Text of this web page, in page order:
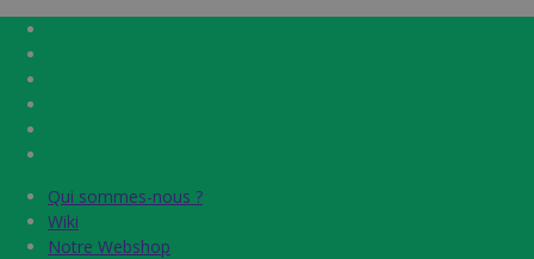
Qui sommes-nous ?
Wiki
Notre Webshop
Qui sommes-nous ?
Wiki
Notre Webshop
Home